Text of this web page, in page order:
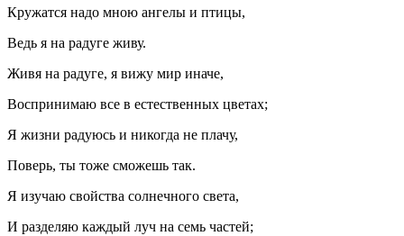
Кружатся надо мною ангелы и птицы,
Ведь я на радуге живу.
Живя на радуге, я вижу мир иначе,
Воспринимаю все в естественных цветах;
Я жизни радуюсь и никогда не плачу,
Поверь, ты тоже сможешь так.
Я изучаю свойства солнечного света,
И разделяю каждый луч на семь частей;